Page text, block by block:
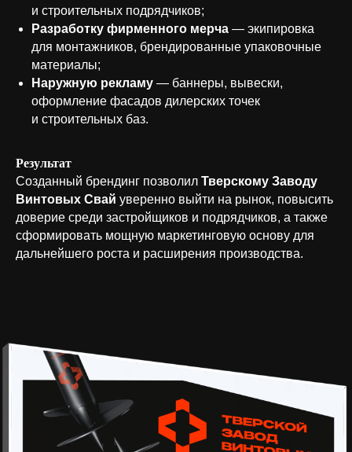
и строительных подрядчиков;
Разработку фирменного мерча — экипировка
для монтажников, брендированные упаковочные
материалы;
Наружную рекламу — баннеры, вывески,
оформление фасадов дилерских точек
и строительных баз.
Результат
Созданный брендинг позволил Тверскому Заводу
Винтовых Свай уверенно выйти на рынок, повысить
доверие среди застройщиков и подрядчиков, а также
сформировать мощную маркетинговую основу для
дальнейшего роста и расширения производства.